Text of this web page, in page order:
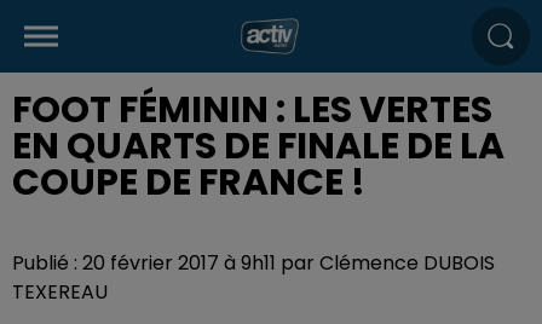
FOOT FÉMININ : LES VERTES
EN QUARTS DE FINALE DE LA
COUPE DE FRANCE !
Publié : 20 février 2017 à 9h11 par Clémence DUBOIS
TEXEREAU